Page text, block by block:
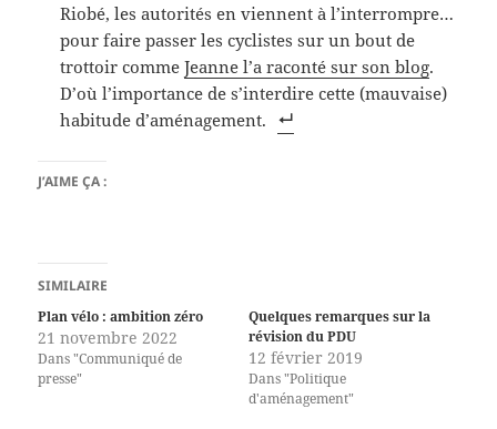
Riobé, les autorités en viennent à l’interrompre…
pour faire passer les cyclistes sur un bout de
trottoir commeJeanne l’a raconté sur son blog.
D’où l’importance de s’interdire cette (mauvaise)
habitude d’aménagement.
J’AIME ÇA :
SIMILAIRE
Plan vélo : ambition zéro
21 novembre 2022
Dans "Communiqué de
presse"
Quelques remarques sur la
révision du PDU
12 février 2019
Dans "Politique
d'aménagement"